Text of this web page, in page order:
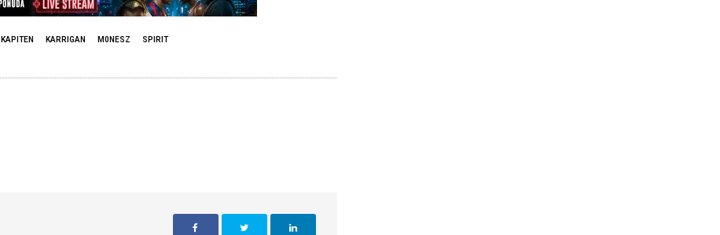
KAPITEN KARRIGAN M0NESZ SPIRIT